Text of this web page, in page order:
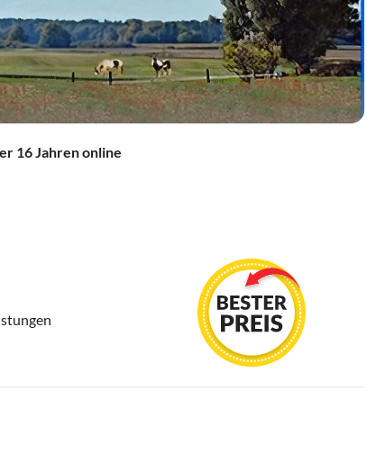
16 Jahren online